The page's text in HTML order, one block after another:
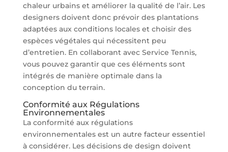
chaleur urbains et améliorer la qualité de l’air. Les
designers doivent donc prévoir des plantations
adaptées aux conditions locales et choisir des
espèces végétales qui nécessitent peu
d’entretien. En collaborant avec Service Tennis,
vous pouvez garantir que ces éléments sont
intégrés de manière optimale dans la
conception du terrain.
Conformité aux Régulations
Environnementales
La conformité aux régulations
environnementales est un autre facteur essentiel
à considérer. Les décisions de design doivent